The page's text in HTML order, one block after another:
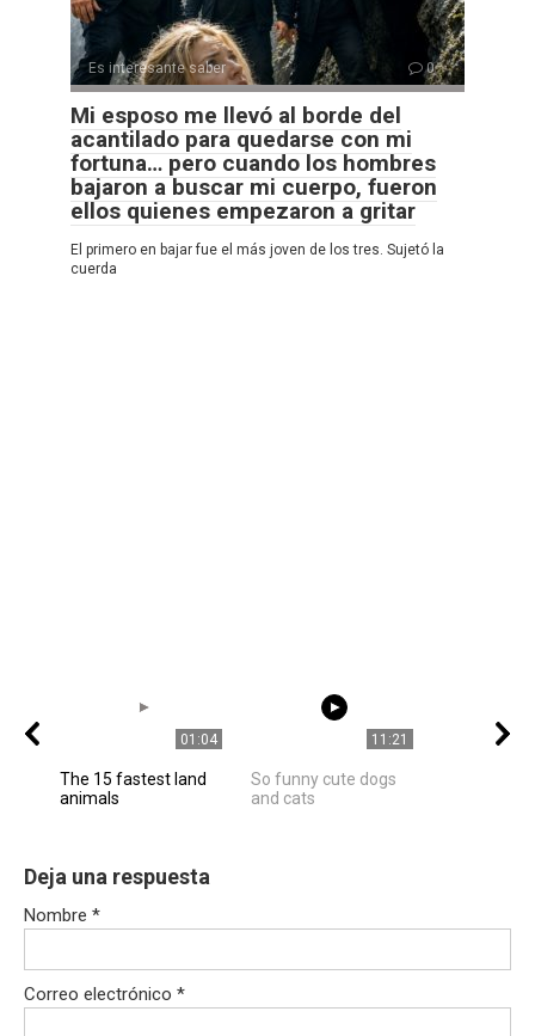
Es interesante saber 0
Mi esposo me llevó al borde del
acantilado para quedarse con mi
fortuna… pero cuando los hombres
bajaron a buscar mi cuerpo, fueron
ellos quienes empezaron a gritar
El primero en bajar fue el más joven de los tres. Sujetó la
cuerda
01:04
The 15 fastest land
animals
11:21
So funny cute dogs
and cats
Deja una respuesta
Nombre *
Correo electrónico *